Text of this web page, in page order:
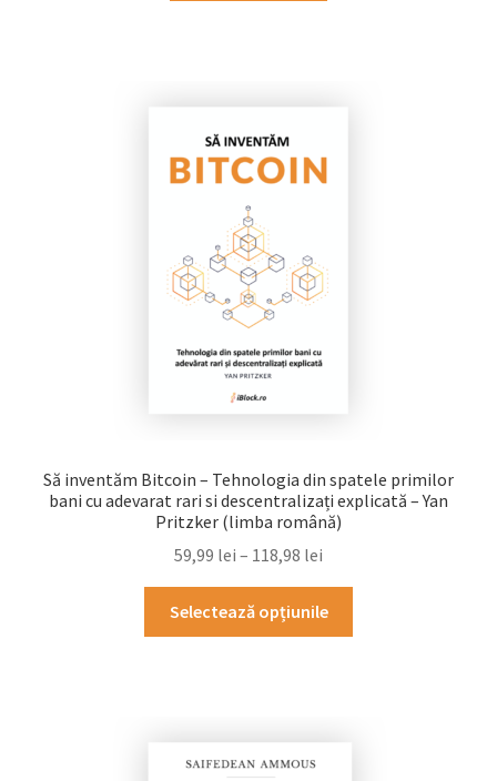
Să inventăm Bitcoin – Tehnologia din spatele primilor
bani cu adevarat rari si descentralizați explicată – Yan
Pritzker (limba română)
59,99 lei – 118,98 lei
Selectează opțiunile